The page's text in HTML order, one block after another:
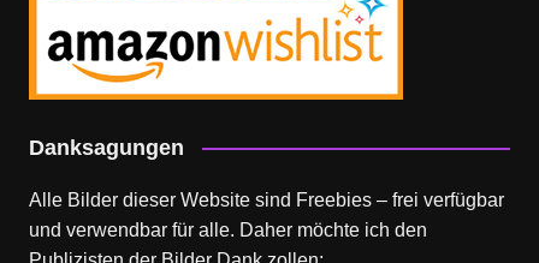
Danksagungen
Alle Bilder dieser Website sind Freebies – frei verfügbar
und verwendbar für alle. Daher möchte ich den